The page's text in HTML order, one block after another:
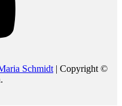
Schmidt | Copyright ©